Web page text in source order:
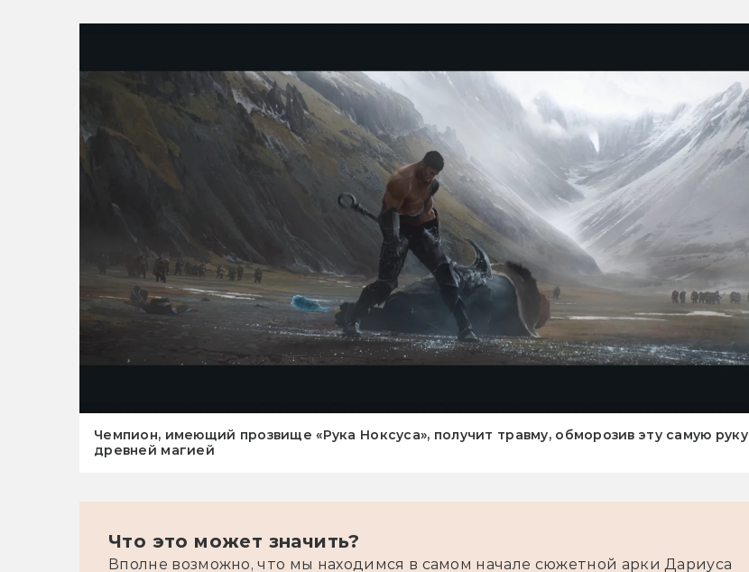
Чемпион, имеющий прозвище «Рука Ноксуса», получит травму, обморозив эту самую руку
древней магией
Что это может значить?
Вполне возможно, что мы находимся в самом начале сюжетной арки Дариуса